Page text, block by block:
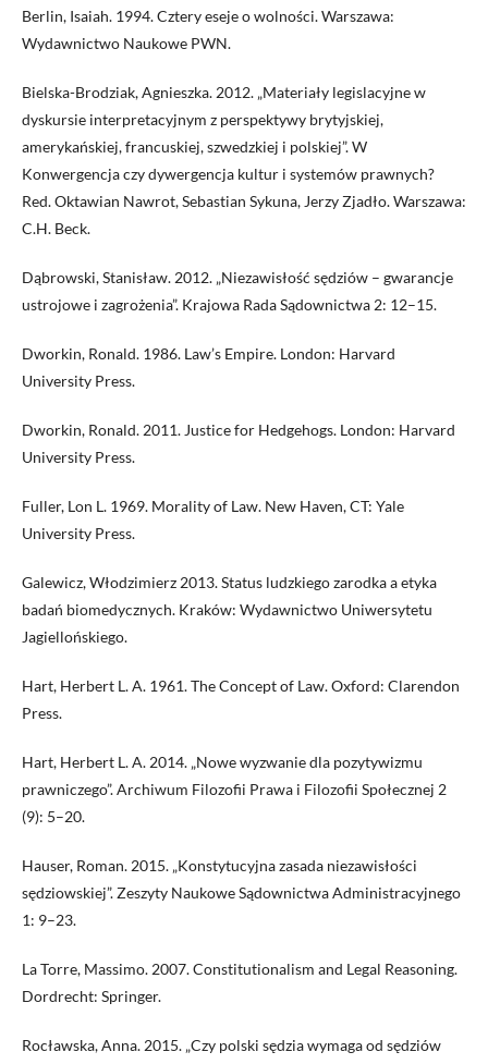
Berlin, Isaiah. 1994. Cztery eseje o wolności. Warszawa:
Wydawnictwo Naukowe PWN.
Bielska-Brodziak, Agnieszka. 2012. „Materiały legislacyjne w
dyskursie interpretacyjnym z perspektywy brytyjskiej,
amerykańskiej, francuskiej, szwedzkiej i polskiej”. W
Konwergencja czy dywergencja kultur i systemów prawnych?
Red. Oktawian Nawrot, Sebastian Sykuna, Jerzy Zjadło. Warszawa:
C.H. Beck.
Dąbrowski, Stanisław. 2012. „Niezawisłość sędziów – gwarancje
ustrojowe i zagrożenia”. Krajowa Rada Sądownictwa 2: 12–15.
Dworkin, Ronald. 1986. Law’s Empire. London: Harvard
University Press.
Dworkin, Ronald. 2011. Justice for Hedgehogs. London: Harvard
University Press.
Fuller, Lon L. 1969. Morality of Law. New Haven, CT: Yale
University Press.
Galewicz, Włodzimierz 2013. Status ludzkiego zarodka a etyka
badań biomedycznych. Kraków: Wydawnictwo Uniwersytetu
Jagiellońskiego.
Hart, Herbert L. A. 1961. The Concept of Law. Oxford: Clarendon
Press.
Hart, Herbert L. A. 2014. „Nowe wyzwanie dla pozytywizmu
prawniczego”. Archiwum Filozofii Prawa i Filozofii Społecznej 2
(9): 5–20.
Hauser, Roman. 2015. „Konstytucyjna zasada niezawisłości
sędziowskiej”. Zeszyty Naukowe Sądownictwa Administracyjnego
1: 9–23.
La Torre, Massimo. 2007. Constitutionalism and Legal Reasoning.
Dordrecht: Springer.
Rocławska, Anna. 2015. „Czy polski sędzia wymaga od sędziów